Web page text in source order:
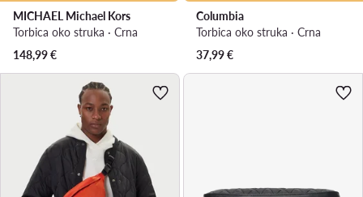
MICHAEL Michael Kors
Torbica oko struka · Crna
148,99€
Columbia
Torbica oko struka · Crna
37,99€